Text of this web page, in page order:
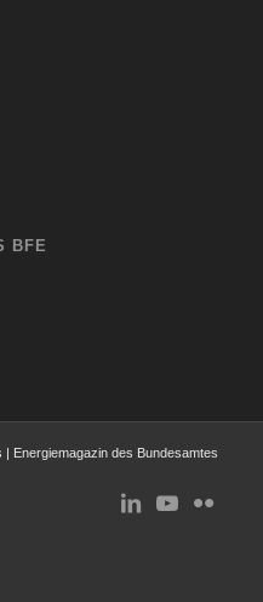
BFE
Energiemagazin des Bundesamtes